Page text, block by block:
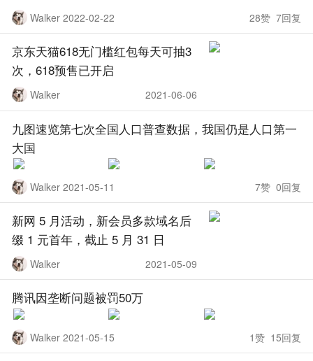
Walker 2022-02-22 28赞 7回复
京东天猫618无门槛红包每天可抽3
次，618预售已开启
Walker 2021-06-06
九图速览第七次全国人口普查数据，我国仍是人口第一
大国
Walker 2021-05-11 7赞 0回复
新网 5 月活动，新会员多款域名后
缀 1 元首年，截止 5 月 31 日
Walker 2021-05-09
腾讯因垄断问题被罚50万
Walker 2021-05-15 1赞 15回复